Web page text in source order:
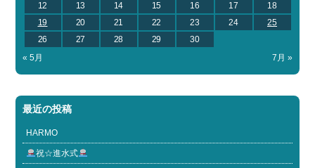
12
13 14 15 16 17
18
19
20 21 22 23 24
25
26
27 28 29
30
« 5月
7月 »
最近の投稿
HARMO
祝☆進水式